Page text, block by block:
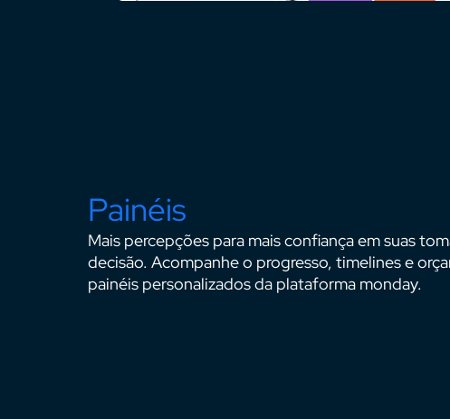
Painéis
Mais percepções para mais confiança em suas
decisão. Acompanhe o progresso, timelines e
painéis personalizados da plataforma monday.